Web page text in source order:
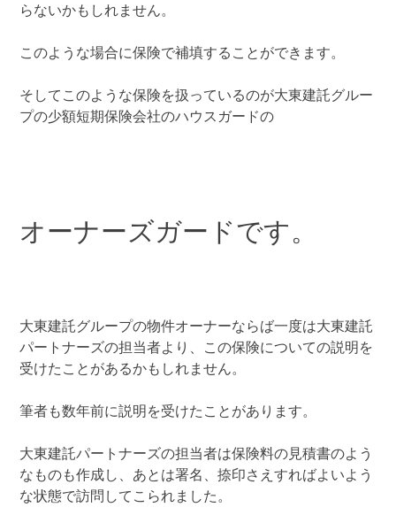
らないかもしれません。
このような場合に保険で補填することができます。
そしてこのような保険を扱っているのが大東建託グルー
プの少額短期保険会社のハウスガードの
オーナーズガードです。
大東建託グループの物件オーナーならば一度は大東建託
パートナーズの担当者より、この保険についての説明を
受けたことがあるかもしれません。
筆者も数年前に説明を受けたことがあります。
大東建託パートナーズの担当者は保険料の見積書のよう
なものも作成し、あとは署名、捺印さえすればよいよう
な状態で訪問してこられました。